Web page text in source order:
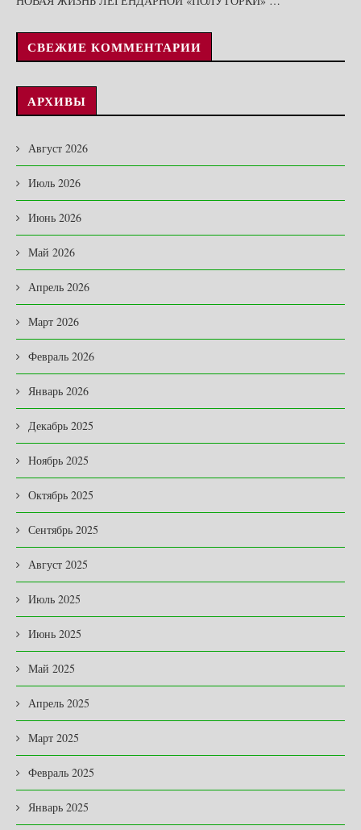
СВЕЖИЕ КОММЕНТАРИИ
АРХИВЫ
Август 2026
Июль 2026
Июнь 2026
Май 2026
Апрель 2026
Март 2026
Февраль 2026
Январь 2026
Декабрь 2025
Ноябрь 2025
Октябрь 2025
Сентябрь 2025
Август 2025
Июль 2025
Июнь 2025
Май 2025
Апрель 2025
Март 2025
Февраль 2025
Январь 2025